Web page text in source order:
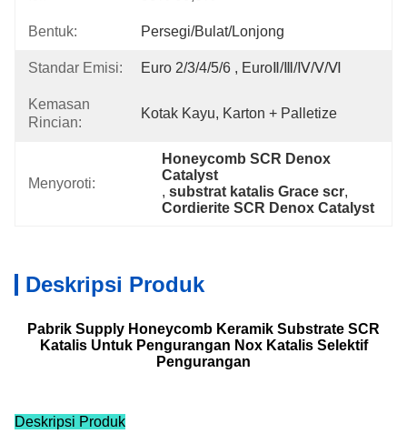
Bentuk: Persegi/Bulat/Lonjong
Standar Emisi: Euro 2/3/4/5/6 , EuroⅡ/Ⅲ/Ⅳ/Ⅴ/Ⅵ
Kemasan
Rincian:
Kotak Kayu, Karton + Palletize
Menyoroti:
Honeycomb SCR Denox
Catalyst
, substrat katalis Grace scr,
Cordierite SCR Denox Catalyst
Deskripsi Produk
Pabrik Supply Honeycomb Keramik Substrate SCR
Katalis Untuk Pengurangan Nox Katalis Selektif
Pengurangan
Deskripsi Produk